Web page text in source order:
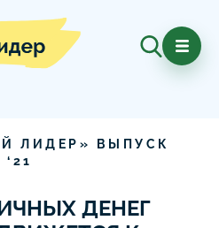
ЛИДЕР» ВЫПУСК
‘ 21
ДЕНЕГ